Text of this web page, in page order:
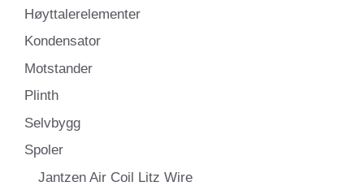
Høyttalerelementer
Kondensator
Motstander
Plinth
Selvbygg
Spoler
Jantzen Air Coil Litz Wire